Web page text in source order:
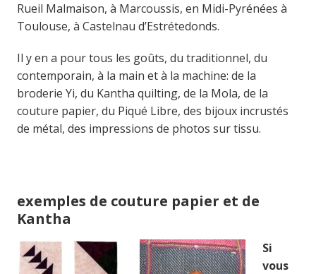
Rueil Malmaison, à Marcoussis, en Midi-Pyrénées à
Toulouse, à Castelnau d’Estrétedonds.
Il y en a pour tous les goûts, du traditionnel, du
contemporain, à la main et à la machine: de la
broderie Yi, du Kantha quilting, de la Mola, de la
couture papier, du Piqué Libre, des bijoux incrustés
de métal, des impressions de photos sur tissu.
exemples de couture papier et de
Kantha
Si
vous